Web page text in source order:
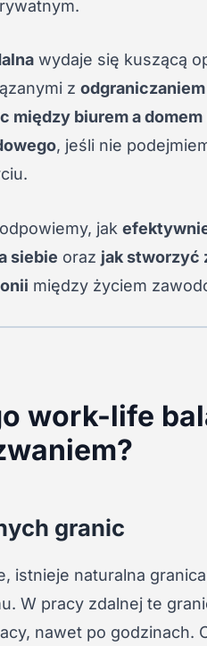
wydaje się kuszącą
z
między biurem a domem
, jeśli nie
jak
siebie oraz jak stworzyć
między życiem
work-life
granic
istnieje naturalna
W pracy zdalnej te
nawet po godzinach.